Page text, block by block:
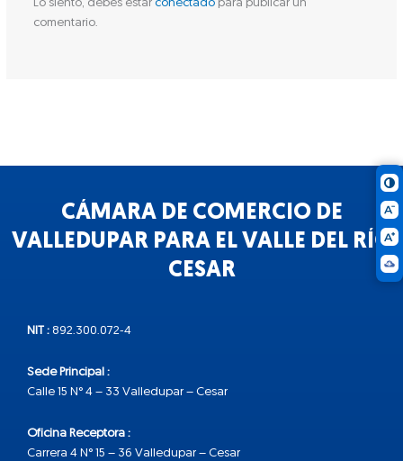
Lo siento, debes estar conectadopara publicar un
comentario.
CÁMARA DE COMERCIO DE
VALLEDUPAR PARA EL VALLE DEL RÍO
CESAR
NIT : 892.300.072-4
Sede Principal :
Calle 15 N° 4 – 33 Valledupar – Cesar
Oficina Receptora :
Carrera 4 N° 15 – 36 Valledupar – Cesar